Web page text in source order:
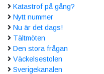
Katastrof på gång?
Nytt nummer
Nu är det dags!
Tältmöten
Den stora frågan
Väckelsestolen
Sverigekanalen